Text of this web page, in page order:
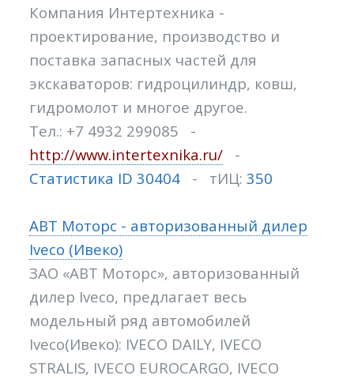
Компания Интертехника -
проектирование, производство и
поставка запасных частей для
экскаваторов: гидроцилиндр, ковш,
гидромолот и многое другое.
Тел.: +7 4932 299085 -
http://www.intertexnika.ru/ -
Статистика ID 30404 - тИЦ:350
АВТ Моторс - авторизованный дилер
Iveco (Ивеко)
ЗАО «АВТ Моторс», авторизованный
дилер Iveco, предлагает весь
модельный ряд автомобилей
Iveco(Ивеко): IVECO DAILY, IVECO
STRALIS, IVECO EUROCARGO, IVECO